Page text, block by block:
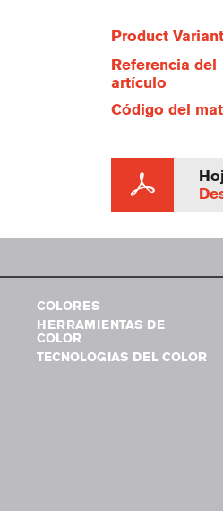
Product Variant
Referencia del
artículo
Código del
COLORES
HERRAMIENTAS DE
COLOR
TECNOLOGIAS DEL COLOR